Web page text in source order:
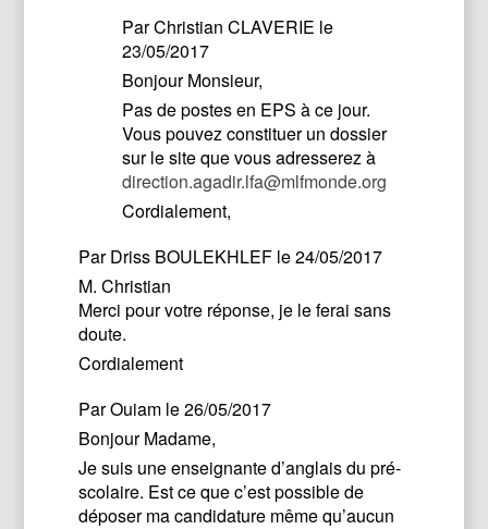
ParChristian CLAVERIE le
23/05/2017
Bonjour Monsieur,
Pas de postes en EPS à ce jour.
Vous pouvez constituer un dossier
sur le site que vous adresserez à
direction.agadir.lfa@mlfmonde.org
Cordialement,
ParDriss BOULEKHLEF le 24/05/2017
M. Christian
Merci pour votre réponse, je le ferai sans
doute.
Cordialement
ParOuiam le 26/05/2017
Bonjour Madame,
Je suis une enseignante d’anglais du pré-
scolaire. Est ce que c’est possible de
déposer ma candidature même qu’aucun